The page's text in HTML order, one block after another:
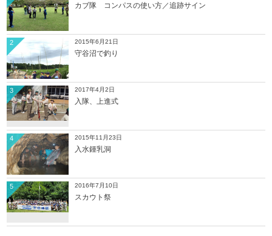
カブ隊 コンパスの使い方／追跡サイン
2015年6月21日
守谷沼で釣り
2
2017年4月2日
入隊、上進式
3
2015年11月23日
入水鍾乳洞
4
2016年7月10日
スカウト祭
5